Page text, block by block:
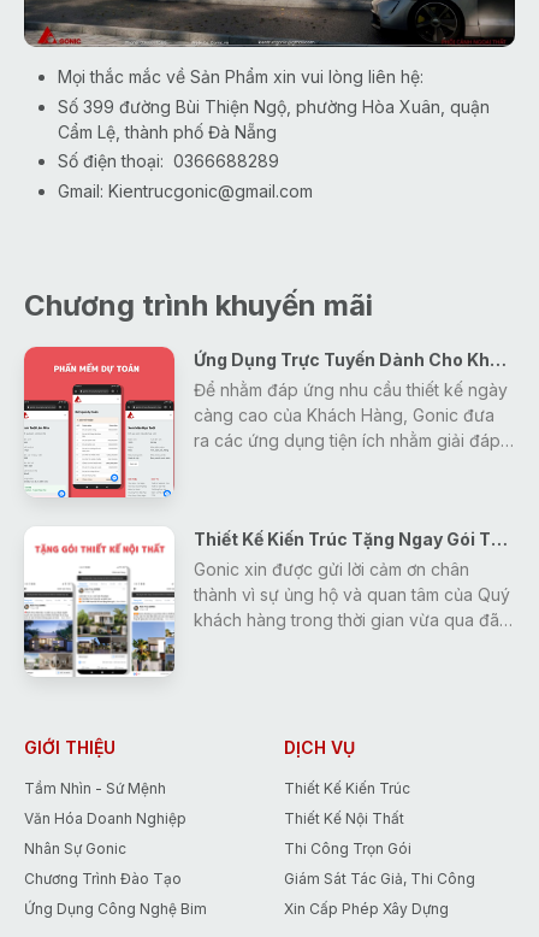
Mọi thắc mắc về Sản Phẩm xin vui lòng liên hệ:
Số 399 đường Bùi Thiện Ngộ, phường Hòa Xuân, quận
Cẩm Lệ, thành phố Đà Nẵng
Số điện thoại: 0366688289
Gmail: Kientrucgonic@gmail.com
Chương trình khuyến mãi
Ứng Dụng Trực Tuyến Dành Cho Khách Hàng
Để nhằm đáp ứng nhu cầu thiết kế ngày
càng cao của Khách Hàng, Gonic đưa
ra các ứng dụng tiện ích nhằm giải đáp
khách hàng.
Thiết Kế Kiến Trúc Tặng Ngay Gói Thiết Kế Nội Thất
Gonic xin được gửi lời cảm ơn chân
thành vì sự ủng hộ và quan tâm của Quý
khách hàng trong thời gian vừa qua đã
nhất trong tháng 5 giúp các Bạn tiết
GIỚI THIỆU
Tầm Nhìn - Sứ Mệnh
Văn Hóa Doanh Nghiệp
Nhân Sự Gonic
Chương Trình Đào Tạo
Ứng Dụng Công Nghệ Bim
DỊCH VỤ
Thiết Kế Kiến Trúc
Thiết Kế Nội Thất
Thi Công Trọn Gói
Giám Sát Tác Giả, Thi Công
Xin Cấp Phép Xây Dựng